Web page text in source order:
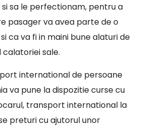
sa le perfectionam, pentru a
pasager va avea parte de o
ca va fi in maini bune alaturi de
sale.
international de persoane
va pune la dispozitie curse cu
transport international la
preturi cu ajutorul unor